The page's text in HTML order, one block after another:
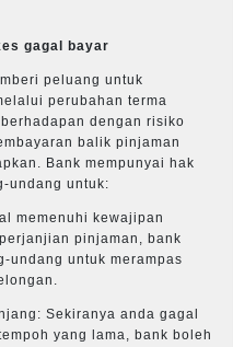
gagal bayar
peluang untuk
perubahan terma
dengan risiko
balik pinjaman
Bank mempunyai hak
undang untuk:
memenuhi kewajipan
pinjaman, bank
undang untuk merampas
Sekiranya anda gagal
yang lama, bank boleh